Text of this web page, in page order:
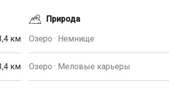
км
км
Природа
Озеро · Немнище
Озеро · Меловые карьеры